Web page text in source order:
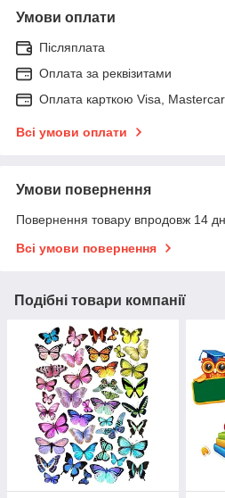
Умови оплати
Післяплата
Оплата за реквізитами
Оплата карткою Visa,
Всі умови оплати
Умови повернення
Повернення товару впродовж 14
Всі умови повернення
Подібні товари компанії